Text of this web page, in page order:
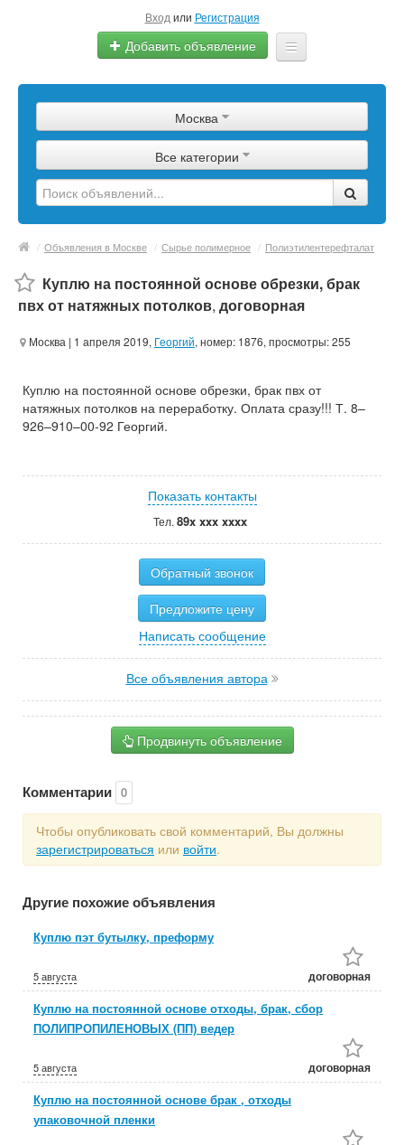
Вход или Регистрация
Добавить объявление
Сырье
Изделия
Оборудование
Услуги
Еще
Москва
Все категории
/ Объявления в Москве / Сырье полимерное / Полиэтилентерефталат
Куплю на постоянной основе обрезки, брак
пвх от натяжных потолков, договорная
Москва | 1 апреля 2019, Георгий, номер: 1876, просмотры: 255
Куплю на постоянной основе обрезки, брак пвх от
натяжных потолков на переработку. Оплата сразу!!! Т. 8–
926–910–00-92 Георгий.
Показать контакты
Тел. 89x xxx xxxx
Обратный звонок
Предложите цену
Написать сообщение
Все объявления автора
Продвинуть объявление
Комментарии 0
Чтобы опубликовать свой комментарий, Вы должны
зарегистрироваться или войти.
Другие похожие объявления
Куплю пэт бутылку, преформу
5 августа договорная
Куплю на постоянной основе отходы, брак, сбор
ПОЛИПРОПИЛЕНОВЫХ (ПП) ведер
5 августа договорная
Куплю на постоянной основе брак , отходы
упаковочной пленки